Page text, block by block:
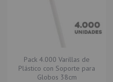
Pack 4.000 Varillas de
Plástico con Soporte para
Globos 38cm